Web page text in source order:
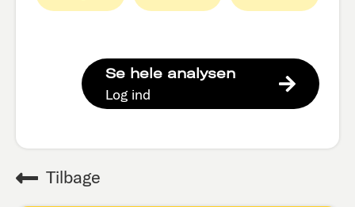
Se hele analysen
Log ind
Tilbage